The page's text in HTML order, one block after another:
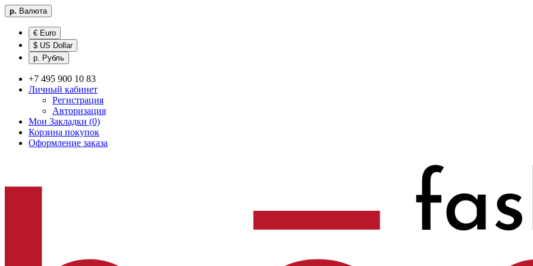
р. Валюта
€ Euro
$ US Dollar
р. Рубль
+7 495 900 10 83
Личный кабинет
Регистрация
Авторизация
Мои Закладки (0)
Корзина покупок
Оформление заказа